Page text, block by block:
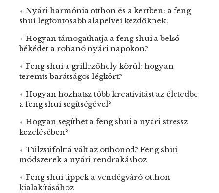
Nyári harmónia otthon és a kertben: a feng
shui legfontosabb alapelvei kezdőknek.
Hogyan támogathatja a feng shui a belső
békédet a rohanó nyári napokon?
Feng shui a grillezőhely körül: hogyan
teremts barátságos légkört?
Hogyan hozhatsz több kreativitást az életedbe
a feng shui segítségével?
Hogyan segíthet a feng shui a nyári stressz
kezelésében?
Túlzsúfolttá vált az otthonod? Feng shui
módszerek a nyári rendrakáshoz
Feng shui tippek a vendégváró otthon
kialakításához